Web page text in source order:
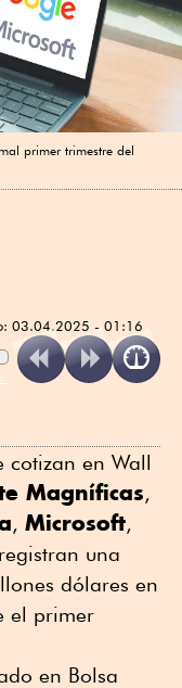
primer trimestre del
03.04.2025 - 01:16
cotizan en Wall
Magníficas,
, Microsoft,
una
dólares en
el primer
en Bolsa